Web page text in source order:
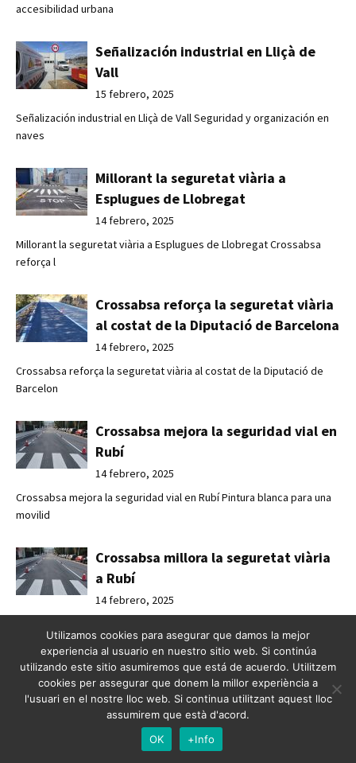
accesibilidad urbana
Señalización industrial en Lliçà de
Vall
15 febrero, 2025
Señalización industrial en Lliçà de Vall Seguridad y organización en
naves
Millorant la seguretat viària a
Esplugues de Llobregat
14 febrero, 2025
Millorant la seguretat viària a Esplugues de Llobregat Crossabsa
reforça l
Crossabsa reforça la seguretat viària
al costat de la Diputació de Barcelona
14 febrero, 2025
Crossabsa reforça la seguretat viària al costat de la Diputació de
Barcelon
Crossabsa mejora la seguridad vial en
Rubí
14 febrero, 2025
Crossabsa mejora la seguridad vial en Rubí Pintura blanca para una
movilid
Crossabsa millora la seguretat viària
a Rubí
14 febrero, 2025
Senyalització a la terminal de creuers
de Barcelona
14 febrero, 2025
Senyalització a la terminal de creuers de Barcelona Senyalització
Utilizamos cookies para asegurar que damos la mejor
experiencia al usuario en nuestro sitio web. Si continúa
utilizando este sitio asumiremos que está de acuerdo. Utilitzem
cookies per assegurar que donem la millor experiència a
l'usuari en el nostre lloc web. Si continua utilitzant aquest lloc
assumirem que està d'acord.
OK
+Info